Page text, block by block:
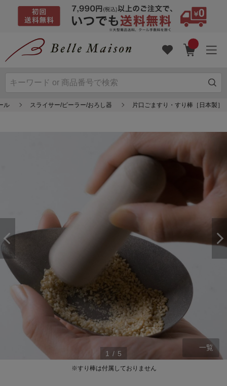
ル スライサー/ピーラー/おろし器 片口ごますり・すり棒［日本製］
※すり棒は付属しておりません
1 / 5
一覧